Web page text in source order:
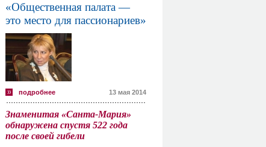
«Общественная палата —
это место для пассионариев»
подробнее 13 мая 2014
Знаменитая «Санта-Мария»
обнаружена спустя 522 года
после своей гибели